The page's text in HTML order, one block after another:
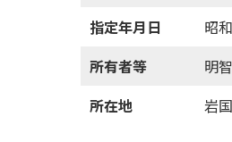
指定年月日
昭
所有者等
明
所在地
岩